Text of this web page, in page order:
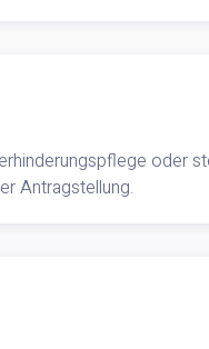
oder
Antragstellung.